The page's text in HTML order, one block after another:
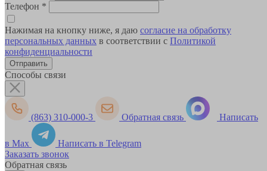
Телефон *
Нажимая на кнопку ниже, я даю согласие на обработку
персональных данных в соответствии с Политикой
конфиденциальности
Способы связи
(863) 310-000-3 Обратная связь Написать
в Max
Написать в Telegram
Заказать звонок
Обратная связь